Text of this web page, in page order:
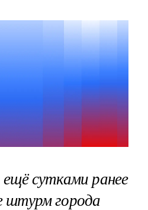
сутками ранее
штурм города